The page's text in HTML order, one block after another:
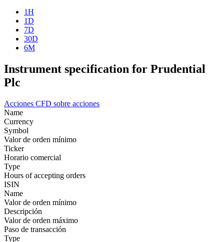
1H
1D
7D
30D
6M
Instrument specification for Prudential
Plc
Acciones CFD sobre acciones
Name
Currency
Symbol
Valor de orden mínimo
Ticker
Horario comercial
Type
Hours of accepting orders
ISIN
Name
Valor de orden mínimo
Descripción
Valor de orden máximo
Paso de transacción
Type